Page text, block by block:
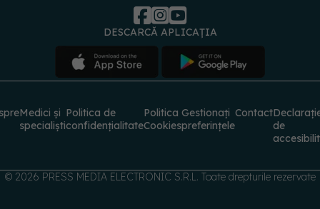
DESCARCĂ APLICAȚIA
Medici și
specialiști
Politica de
confidențialitate
Politica
Cookies
Gestionați
preferințele
Contact
de
© 2026 PRESS MEDIA ELECTRONIC S.R.L. Toate drepturile rezervate